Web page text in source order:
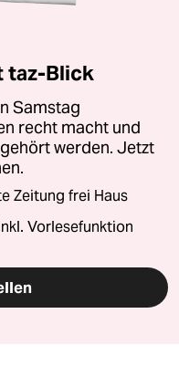
taz-Blick
Samstag
recht macht und
werden. Jetzt
Zeitung frei Haus
Vorlesefunktion